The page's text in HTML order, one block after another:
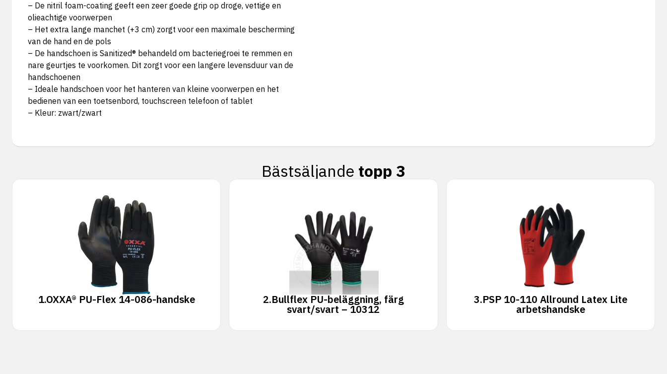
– De nitril foam-coating geeft een zeer goede grip op droge, vettige en
olieachtige voorwerpen
– Het extra lange manchet (+3 cm) zorgt voor een maximale bescherming
van de hand en de pols
– De handschoen is Sanitized® behandeld om bacteriegroei te remmen en
nare geurtjes te voorkomen. Dit zorgt voor een langere levensduur van de
handschoenen
– Ideale handschoen voor het hanteren van kleine voorwerpen en het
bedienen van een toetsenbord, touchscreen telefoon of tablet
– Kleur: zwart/zwart
Bästsäljande topp 3
1.OXXA® PU-Flex 14-086-handske 2.Bullflex PU-beläggning, färg
svart/svart – 10312
3.PSP 10-110 Allround Latex Lite
arbetshandske